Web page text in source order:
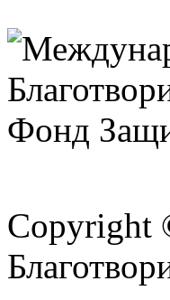
Copyright